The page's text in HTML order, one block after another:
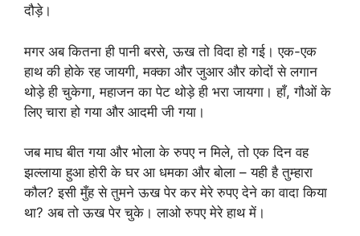
दौड़े।
मगर अब कितना ही पानी बरसे, ऊख तो विदा हो गई। एक-एक
हाथ की होके रह जायगी, मक्का और जुआर और कोदों से लगान
थोड़े ही चुकेगा, महाजन का पेट थोड़े ही भरा जायगा। हाँ, गौओं के
लिए चारा हो गया और आदमी जी गया।
जब माघ बीत गया और भोला के रुपए न मिले, तो एक दिन वह
झल्लाया हुआ होरी के घर आ धमका और बोला – यही है तुम्हारा
कौल? इसी मुँह से तुमने ऊख पेर कर मेरे रुपए देने का वादा किया
था? अब तो ऊख पेर चुके। लाओ रुपए मेरे हाथ में।